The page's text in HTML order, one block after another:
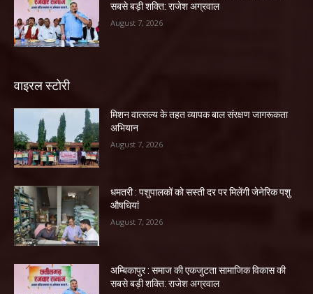
सबसे बड़ी शक्ति: राजेश अग्रवाल
August 7, 2026
वाइरल स्टोरी
मिशन वात्सल्य के तहत व्यापक बाल संरक्षण जागरूकता
अभियान
August 7, 2026
धमतरी : पशुपालकों को सस्ती दर पर मिलेंगी जेनेरिक पशु
औषधियां
August 7, 2026
अम्बिकापुर : समाज की एकजुटता सामाजिक विकास की
सबसे बड़ी शक्ति: राजेश अग्रवाल